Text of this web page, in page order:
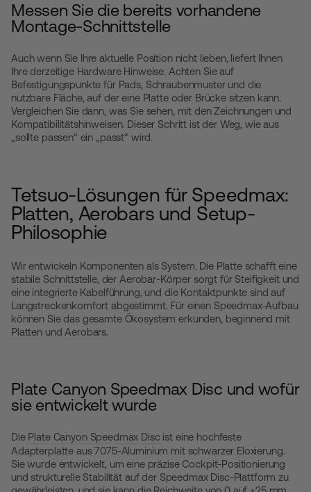
Messen Sie die bereits vorhandene
Montage-Schnittstelle
Auch wenn Sie Ihre aktuelle Position nicht lieben, liefert Ihnen
Ihre derzeitige Hardware Hinweise. Achten Sie auf
Befestigungspunkte für Pads, Schraubenmuster und die
nutzbare Fläche, auf der eine Platte oder Brücke sitzen kann.
Vergleichen Sie dann, was Sie sehen, mit den Zeichnungen und
Kompatibilitätshinweisen. Dieser Schritt ist der Weg, wie aus
„sollte passen“ ein „passt“ wird.
Tetsuo-Lösungen für Speedmax:
Platten, Aerobars und Setup-
Philosophie
Wir entwickeln Komponenten als System. Die Platte schafft eine
stabile Schnittstelle, der Aerobar-Körper sorgt für Steifigkeit und
eine integrierte Kabelführung, und die Kontaktpunkte sind auf
Langstreckenkomfort abgestimmt. Für einen Speedmax-Aufbau
können Sie das gesamte Ökosystem erkunden, beginnend mit
Plattenund Aerobars.
Plate Canyon Speedmax Disc und wofür
sie entwickelt wurde
Die Plate Canyon Speedmax Disc ist eine hochfeste
Adapterplatte aus 7075-Aluminium mit schwarzer Eloxierung.
Sie wurde entwickelt, um eine präzise Cockpit-Positionierung
und strukturelle Stabilität auf der Speedmax Disc-Plattform zu